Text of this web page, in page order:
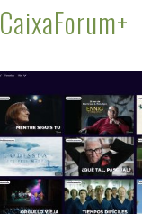
CaixaForum+